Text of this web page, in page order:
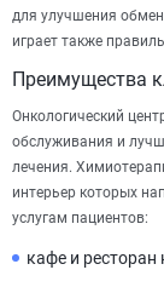
для улучшения
играет также
Преимущества
Онкологический
обслуживания и
лечения.
интерьер которых
услугам пациентов:
кафе и